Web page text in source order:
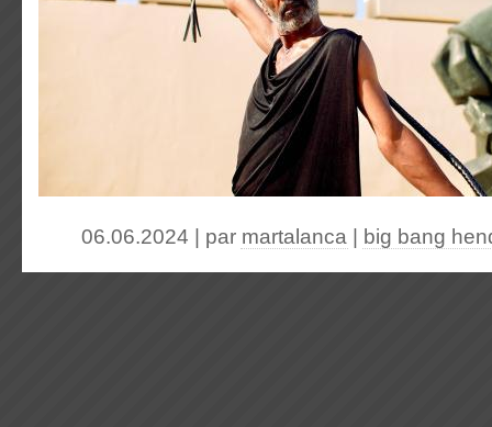
06.06.2024 | par martalanca big bang